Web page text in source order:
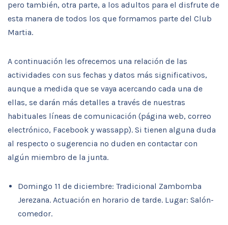
pero también, otra parte, a los adultos para el disfrute de
esta manera de todos los que formamos parte del Club
Martia.
A continuación les ofrecemos una relación de las
actividades con sus fechas y datos más significativos,
aunque a medida que se vaya acercando cada una de
ellas, se darán más detalles a través de nuestras
habituales líneas de comunicación (página web, correo
electrónico, Facebook y wassapp). Si tienen alguna duda
al respecto o sugerencia no duden en contactar con
algún miembro de la junta.
Domingo 11 de diciembre: Tradicional Zambomba
Jerezana. Actuación en horario de tarde. Lugar: Salón-
comedor.